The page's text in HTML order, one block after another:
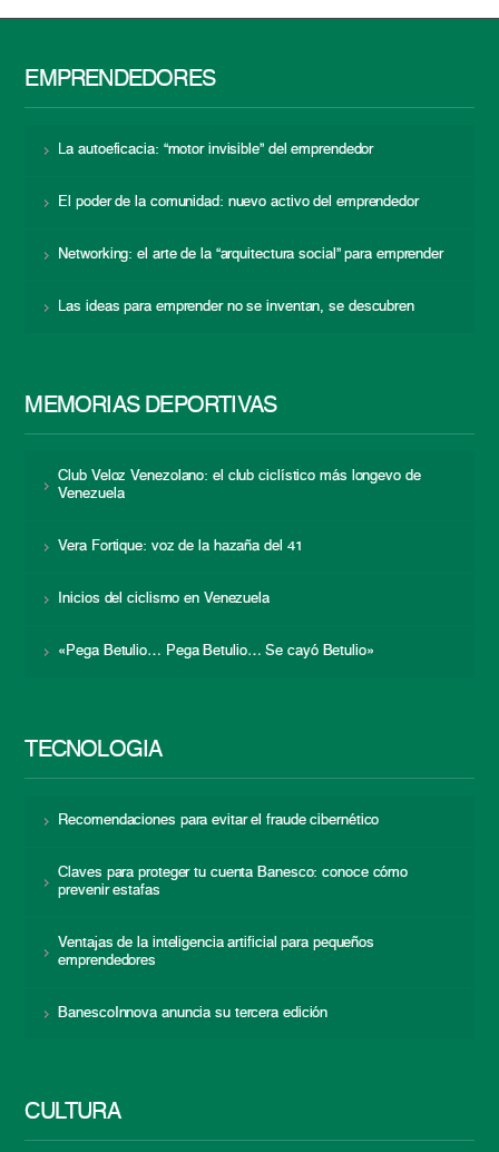
EMPRENDEDORES
La autoeficacia: “motor invisible” del emprendedor
El poder de la comunidad: nuevo activo del emprendedor
Networking: el arte de la “arquitectura social” para emprender
Las ideas para emprender no se inventan, se descubren
MEMORIAS DEPORTIVAS
Club Veloz Venezolano: el club ciclístico más longevo de
Venezuela
Vera Fortique: voz de la hazaña del 41
Inicios del ciclismo en Venezuela
«Pega Betulio… Pega Betulio… Se cayó Betulio»
TECNOLOGÍA
Recomendaciones para evitar el fraude cibernético
Claves para proteger tu cuenta Banesco: conoce cómo
prevenir estafas
Ventajas de la inteligencia artificial para pequeños
emprendedores
BanescoInnova anuncia su tercera edición
CULTURA